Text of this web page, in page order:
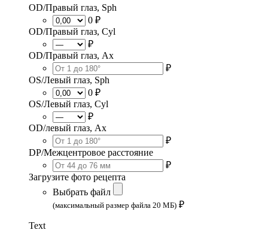
OD/Правый глаз, Sph
0 ₽
OD/Правый глаз, Cyl
₽
OD/Правый глаз, Ax
₽
OS/Левый глаз, Sph
0 ₽
OS/Левый глаз, Cyl
₽
OD/левый глаз, Ax
₽
DP/Межцентровое расстояние
₽
Загрузите фото рецепта
Выбрать файл
(максимальный размер файла 20 МБ) ₽
Text